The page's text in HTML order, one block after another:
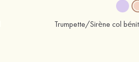
Trumpette/Sirène col